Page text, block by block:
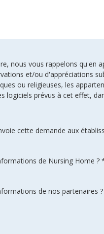
nous vous rappelons qu'en
et/ou d'appréciations
ou religieuses, les
logiciels prévus à cet effet,
cette demande aux
de Nursing Home ?
de nos partenaires